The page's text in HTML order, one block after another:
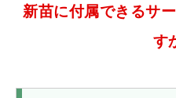
新苗に付属できるサ
す